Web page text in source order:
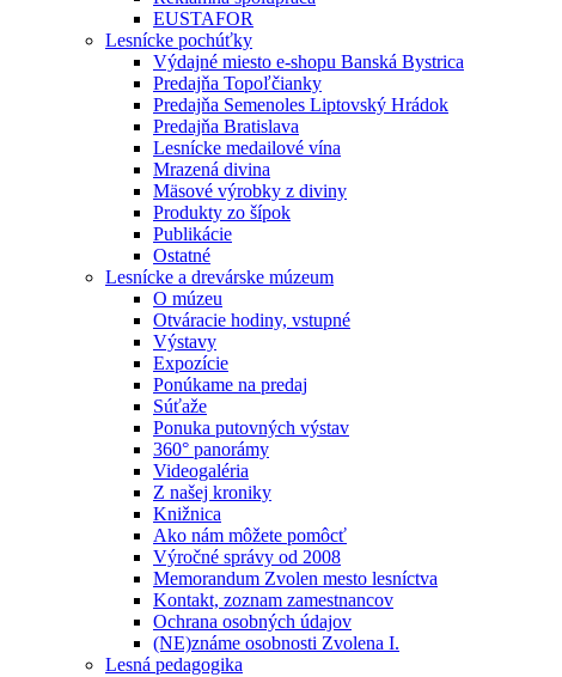
EUSTAFOR
Lesnícke pochúťky
Výdajné miesto e-shopu Banská Bystrica
Predajňa Topoľčianky
Predajňa Semenoles Liptovský Hrádok
Predajňa Bratislava
Lesnícke medailové vína
Mrazená divina
Mäsové výrobky z diviny
Produkty zo šípok
Publikácie
Ostatné
Lesnícke a drevárske múzeum
O múzeu
Otváracie hodiny, vstupné
Výstavy
Expozície
Ponúkame na predaj
Súťaže
Ponuka putovných výstav
360° panorámy
Videogaléria
Z našej kroniky
Knižnica
Ako nám môžete pomôcť
Výročné správy od 2008
Memorandum Zvolen mesto lesníctva
Kontakt, zoznam zamestnancov
Ochrana osobných údajov
(NE)známe osobnosti Zvolena I.
Lesná pedagogika